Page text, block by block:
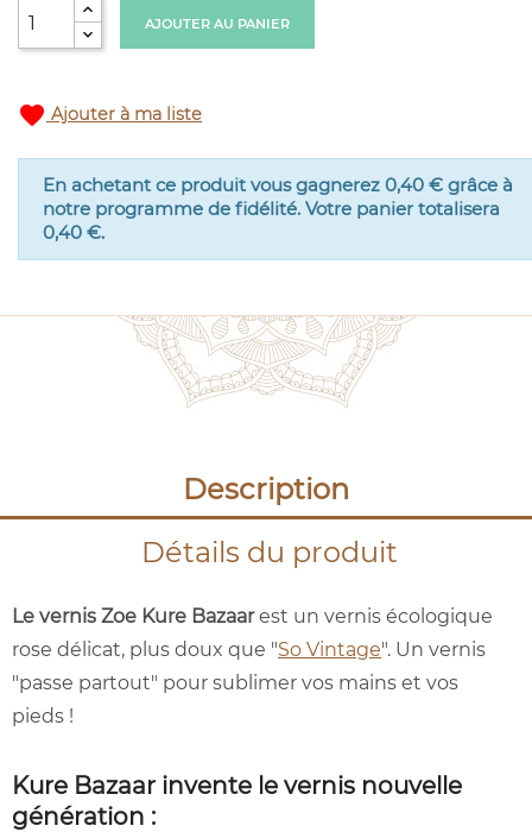
AJOUTER AU PANIER
favorite Ajouter à ma liste
En achetant ce produit vous gagnerez 0,40 € grâce à
notre programme de fidélité. Votre panier totalisera
0,40 €.
Description
Détails du produit
Le vernis Zoe Kure Bazaarest un vernis écologique
rose délicat, plus doux que "So Vintage". Un vernis
"passe partout" pour sublimer vos mains et vos
pieds !
Kure Bazaar invente le vernis nouvelle
génération :